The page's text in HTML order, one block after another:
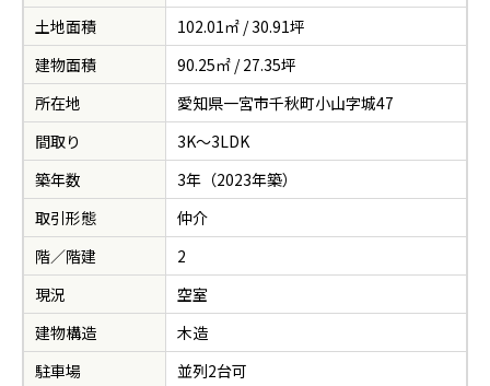
土地面積
102.01㎡ / 30.91坪
建物面積
90.25㎡ / 27.35坪
所在地
愛知県一宮市千秋町小山字城47
間取り
3K～3LDK
築年数
3年（2023年築）
取引形態
仲介
階／階建
2
現況
空室
建物構造
木造
駐車場
並列2台可